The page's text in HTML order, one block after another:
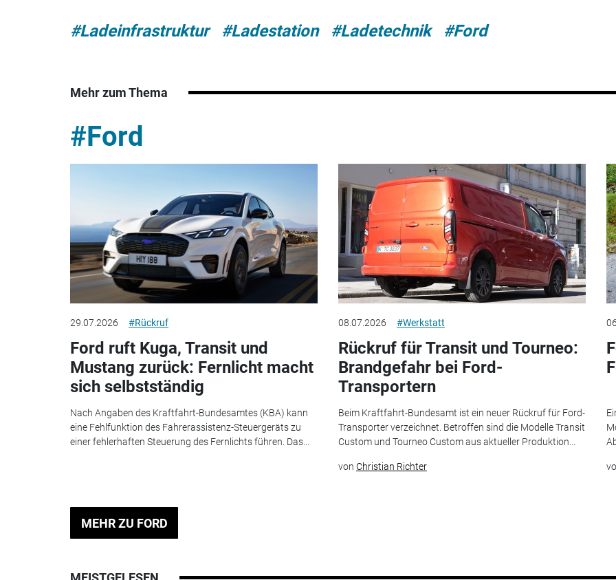
#Ladeinfrastruktur #Ladestation #Ladetechnik #Ford
Mehr zum Thema
#Ford
29.07.2026 #Rückruf
Ford ruft Kuga, Transit und
Mustang zurück: Fernlicht macht
sich selbstständig
Nach Angaben des Kraftfahrt-Bundesamtes (KBA) kann
eine Fehlfunktion des Fahrerassistenz-Steuergeräts zu
einer fehlerhaften Steuerung des Fernlichts führen. Das...
08.07.2026 #Werkstatt
Rückruf für Transit und Tourneo:
Brandgefahr bei Ford-
Transportern
Beim Kraftfahrt-Bundesamt ist ein neuer Rückruf für Ford-
Transporter verzeichnet. Betroffen sind die Modelle Transit
Custom und Tourneo Custom aus aktueller Produktion...
von Christian Richter
MEHR ZU FORD